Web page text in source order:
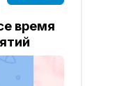
время